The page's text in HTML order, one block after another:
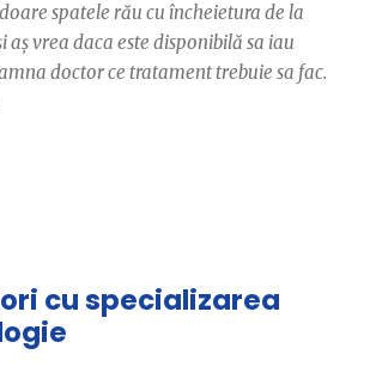
spatele rău cu încheietura de la
aș vrea daca este disponibilă sa iau
doctor ce tratament trebuie sa fac.
cu specializarea